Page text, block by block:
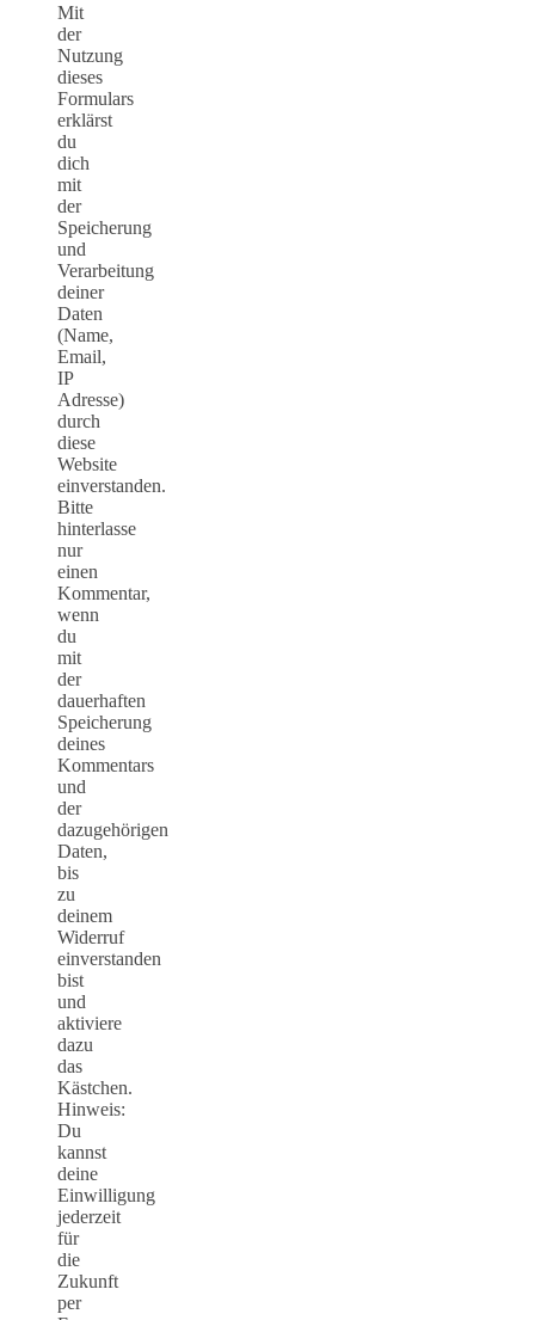
Mit
der
Nutzung
dieses
Formulars
erklärst
du
dich
mit
der
Speicherung
und
Verarbeitung
deiner
Daten
(Name,
Email,
IP
Adresse)
durch
diese
Website
einverstanden.
Bitte
hinterlasse
nur
einen
Kommentar,
wenn
du
mit
der
dauerhaften
Speicherung
deines
Kommentars
und
der
dazugehörigen
Daten,
bis
zu
deinem
Widerruf
einverstanden
bist
und
aktiviere
dazu
das
Kästchen.
Hinweis:
Du
kannst
deine
Einwilligung
jederzeit
für
die
Zukunft
per